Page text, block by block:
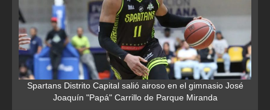
Spartans Distrito Capital salió airoso en el gimnasio José
Joaquín "Papá" Carrillo de Parque Miranda